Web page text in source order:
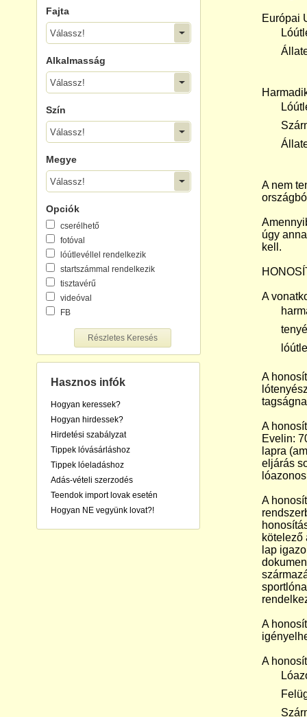
Fajta
Válassz!
Alkalmasság
Válassz!
Szín
Válassz!
Megye
Válassz!
Opciók
cserélhető
fotóval
lóútlevéllel rendelkezik
startszámmal rendelkezik
tisztavérű
videóval
FB
Részletes Keresés
Hasznos infók
Hogyan keressek?
Hogyan hirdessek?
Hirdetési szabályzat
Tippek lóvásárláshoz
Tippek lóeladáshoz
Adás-vételi szerzodés
Teendok import lovak esetén
Hogyan NE vegyünk lovat?!
Európai





A nem
úgy
kell.
A



A
A
Evelin:
lapra
eljárás
A
kötelező
lap
A
A


